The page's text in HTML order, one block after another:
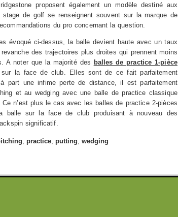
proposent également un modèle destiné aux
de golf se renseignent souvent sur la marque de
du pro concernant la question.
évoqué ci-dessus, la balle devient haute avec un taux
des trajectoires plus droites qui prennent moins
A noter que la majorité des balles de practice 1-pièce
sur la face de club. Elles sont de ce fait parfaitement
part une infime perte de distance, il est parfaitement
et au wedging avec une balle de practice classique
Ce n’est plus le cas avec les balles de practice 2-pièces
balle sur la face de club produisant à nouveau des
significatif.
practice putting wedging